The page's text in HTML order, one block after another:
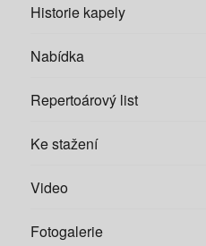
Historie kapely
Nabídka
Repertoárový list
Ke stažení
Video
Fotogalerie